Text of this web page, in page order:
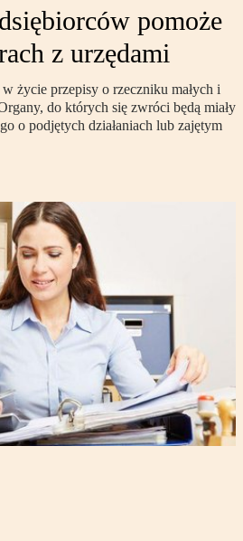
pomoże
z urzędami
życie przepisy o rzeczniku małych i
do których się zwróci będą miały
o podjętych działaniach lub zajętym